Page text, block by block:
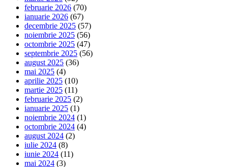
februarie 2026 (70)
ianuarie 2026 (67)
decembrie 2025 (57)
noiembrie 2025 (56)
octombrie 2025 (47)
septembrie 2025 (56)
august 2025 (36)
mai 2025 (4)
aprilie 2025 (10)
martie 2025 (11)
februarie 2025 (2)
ianuarie 2025 (1)
noiembrie 2024 (1)
octombrie 2024 (4)
august 2024 (2)
iulie 2024 (8)
iunie 2024 (11)
mai 2024 (3)